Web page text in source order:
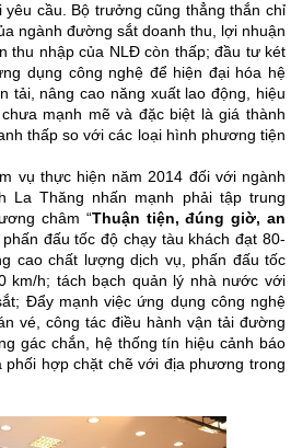
cầu. Bộ trưởng cũng thẳng thắn chỉ
ngành đường sắt doanh thu, lợi nhuận
thu nhập của NLĐ còn thấp; đầu tư két
dụng công nghệ để hiện đại hóa hệ
tải, nâng cao năng xuất lao động, hiệu
mạnh mẽ và đặc biệt là giá thành
thấp so với các loại hình phương tiện
vụ thực hiện năm 2014 đối với ngành
La Thăng nhấn mạnh phải tập trung
châm “Thuận tiện, đúng giờ, an
phấn đấu tốc độ chạy tàu khách đạt 80-
cao chất lượng dịch vụ, phấn đấu tốc
km/h; tách bạch quản lý nhà nước với
Đẩy mạnh việc ứng dụng công nghệ
vé, công tác điều hành vận tải đường
gác chắn, hệ thống tín hiệu cảnh báo
hợp chặt chẽ với địa phương trong